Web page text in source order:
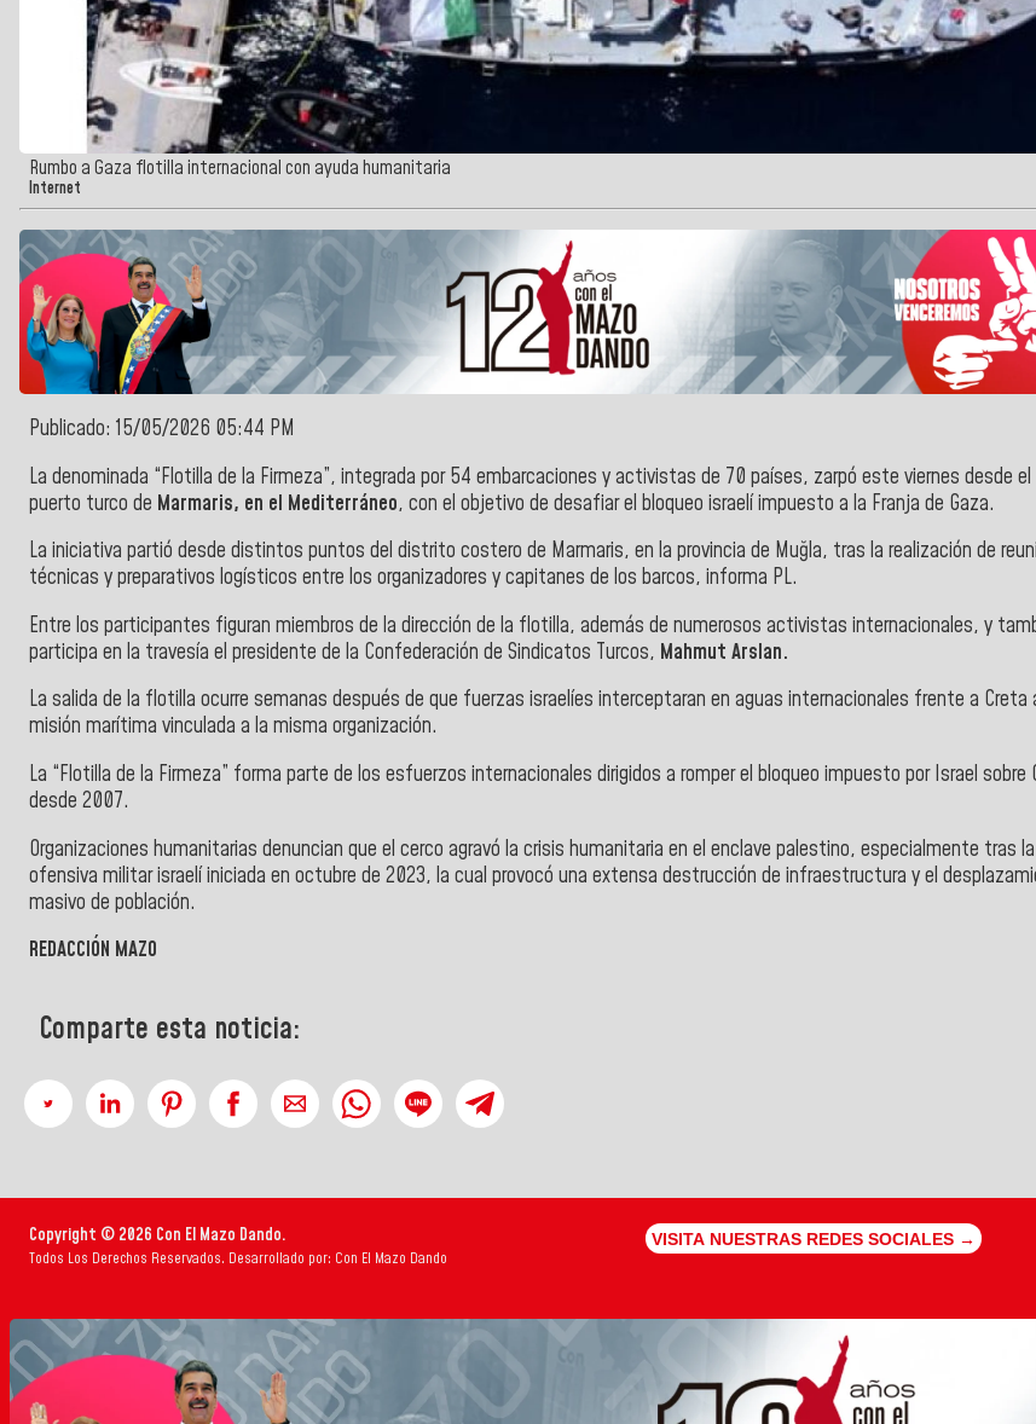
Rumbo a Gaza flotilla internacional con ayuda humanitaria
Internet
Publicado: 15/05/2026 05:44 PM
La denominada “Flotilla de la Firmeza”, integrada por 54 embarcaciones y activistas de 70 países, zarpó este viernes desde el
puerto turco de Marmaris, en el Mediterráneo, con el objetivo de desafiar el bloqueo israelí impuesto a la Franja de Gaza.
La iniciativa partió desde distintos puntos del distrito costero de Marmaris, en la provincia de Muğla, tras la realización de
técnicas y preparativos logísticos entre los organizadores y capitanes de los barcos, informa PL.
Entre los participantes figuran miembros de la dirección de la flotilla, además de numerosos activistas internacionales, y
participa en la travesía el presidente de la Confederación de Sindicatos Turcos, Mahmut Arslan.
La salida de la flotilla ocurre semanas después de que fuerzas israelíes interceptaran en aguas internacionales frente a Creta
misión marítima vinculada a la misma organización.
La “Flotilla de la Firmeza” forma parte de los esfuerzos internacionales dirigidos a romper el bloqueo impuesto por Israel sobre
desde 2007.
Organizaciones humanitarias denuncian que el cerco agravó la crisis humanitaria en el enclave palestino, especialmente tras la
ofensiva militar israelí iniciada en octubre de 2023, la cual provocó una extensa destrucción de infraestructura y el
masivo de población.
REDACCIÓN MAZO
Comparte esta noticia:
Copyright © 2026 Con El Mazo Dando.
Todos Los Derechos Reservados. Desarrollado por: Con El Mazo Dando
VISITA NUESTRAS REDES SOCIALES →